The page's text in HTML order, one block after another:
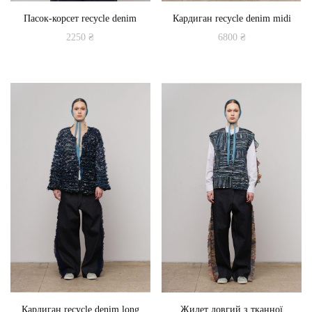
Пасок-корсет recycle denim
2250₴
має
кілька
варіантів.
Параметри
можна
вибрати
на
сторінці
товару
Кардиган recycle denim midi
6800 ₴
Кардиган recycle denim long
Жилет довгий з тканної